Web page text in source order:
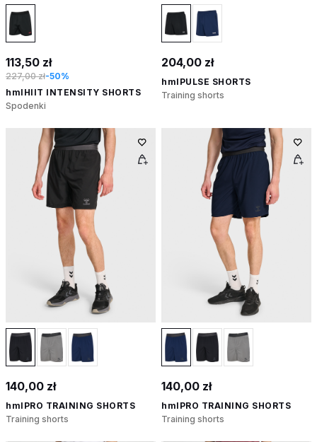
113,50 zł
227,00 zł-50%
hmlHIIT INTENSITY SHORTS
Spodenki
204,00 zł
hmlPULSE SHORTS
Training shorts
140,00 zł
hmlPRO TRAINING SHORTS
Training shorts
140,00 zł
hmlPRO TRAINING SHORTS
Training shorts